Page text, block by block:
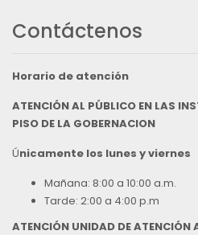
Contáctenos
Horario de atención
ATENCIÓN AL PÚBLICO EN LAS
PISO DE LA GOBERNACION
Únicamente los lunes y viernes
Mañana: 8:00 a 10:00 a.m.
Tarde: 2:00 a 4:00 p.m
ATENCIÓN UNIDAD DE ATENCIÓN